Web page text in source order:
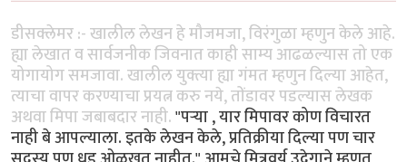
डीसक्लेमर :- खालील लेखन हे मौजमजा, विरंगुळा म्हणुन केले आहे.
ह्या लेखात व सार्वजनीक जिवनात काही साम्य आढळल्यास तो एक
योगायोग समजावा. खालील युक्त्या ह्या गंमत म्हणुन दिल्या आहेत,
त्याचा वापर करण्याचा प्रयत्न करु नये, तोंडावर पडल्यास लेखक
अथवा मिपा जबाबदार नाही."पर्‍या , यार मिपावर कोण विचारत
नाही बे आपल्याला. इतके लेखन केले, प्रतिक्रीया दिल्या पण चार